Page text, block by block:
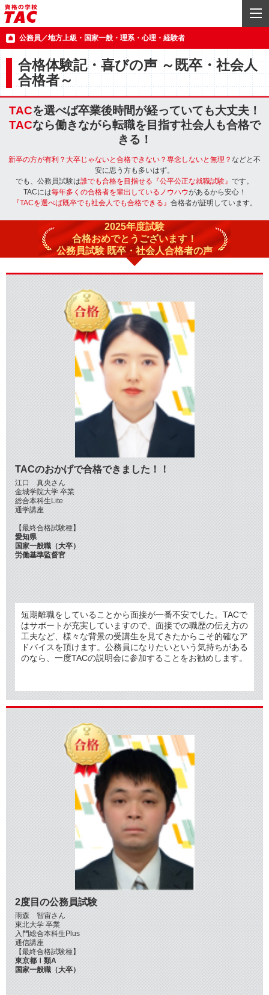
公務員／地方上級・国家一般・理系・心理・経験者
合格体験記・喜びの声 ～既卒・社会人
合格者～
TACを選べば卒業後時間が経っていても大丈夫！
TACなら働きながら転職を目指す社会人も合格で
きる！
新卒の方が有利？大卒じゃないと合格できない？専念しないと無理？ などと不
安に思う方も多いはず。
でも、公務員試験は誰でも合格を目指せる『公平公正な就職試験』 です。
TACには毎年多くの合格者を輩出しているノウハウがあるから安心！
『TACを選べば既卒でも社会人でも合格できる』 合格者が証明しています。
2025年度試験
合格おめでとうございます！
公務員試験 既卒・社会人合格者の声
TACのおかげで合格できました！！
江口 真央さん
金城学院大学 卒業
総合本科生Lite
通学講座
【最終合格試験種】
愛知県
国家一般職（大卒）
労働基準監督官
短期離職をしていることから面接が一番不安でした。TACで
はサポートが充実していますので、面接での職歴の伝え方の
工夫など、様々な背景の受講生を見てきたからこそ的確なア
ドバイスを頂けます。公務員になりたいという気持ちがある
のなら、一度TACの説明会に参加することをお勧めします。
2度目の公務員試験
雨森 智宙さん
東北大学 卒業
入門総合本科生Plus
通信講座
【最終合格試験種】
東京都Ⅰ類A
国家一般職（大卒）